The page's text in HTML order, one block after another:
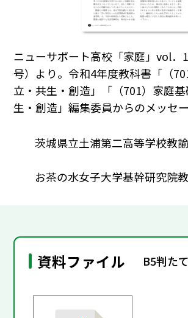
ニューサポート高校「家庭」vol．
号）より。令和4年度教科書「（
立・共生・創造」「（701）家庭
生・創造」編集委員からのメッセー
茨城県立土浦第二高等学校
お茶の水女子大学基幹研究
資料ファイル B5判た